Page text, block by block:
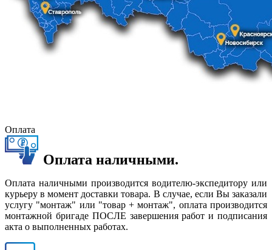
Оплата
Оплата наличными.
Оплата наличными производится водителю-экспедитору или
курьеру в момент доставки товара. В случае, если Вы заказали
услугу "монтаж" или "товар + монтаж", оплата производится
монтажной бригаде ПОСЛЕ завершения работ и подписания
акта о выполненных работах.